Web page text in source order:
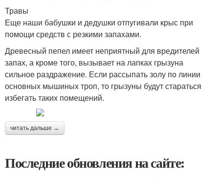
Травы
Еще наши бабушки и дедушки отпугивали крыс при
помощи средств с резкими запахами.
Древесный пепел имеет неприятный для вредителей
запах, а кроме того, вызывает на лапках грызуна
сильное раздражение. Если рассыпать золу по линии
основных мышиных троп, то грызуны будут стараться
избегать таких помещений.
читать дальше →
Последние обновления на сайте: